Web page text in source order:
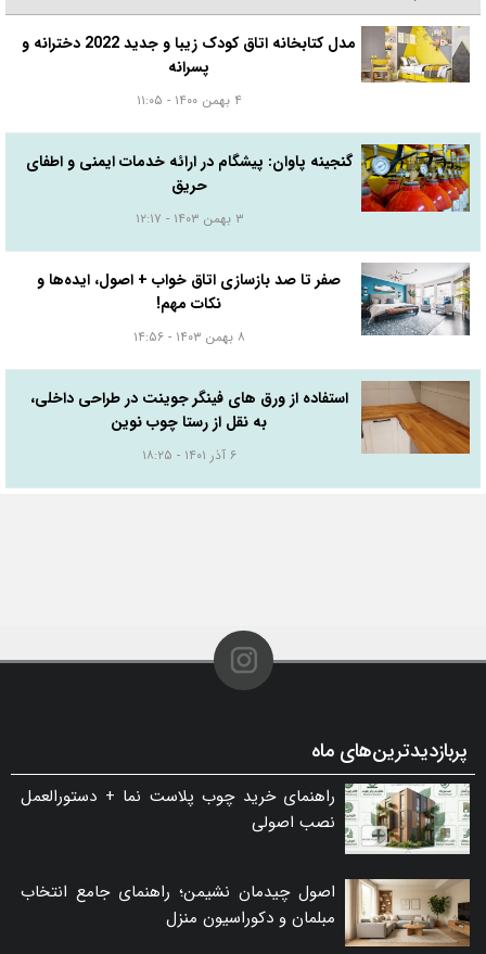
مدل کتابخانه اتاق کودک زیبا و جدید 2022 دخترانه و
پسرانه
گنجینه پاوان: پیشگام در ارائه خدمات ایمنی و اطفای
حریق
صفر تا صد بازسازی اتاق خواب + اصول، ایده‌ها و
نکات مهم!
استفاده از ورق های فینگر جوینت در طراحی داخلی،
به نقل از رستا چوب نوین
پربازدیدترین‌های ماه
راهنمای خرید چوب پلاست نما + دستورالعمل
نصب اصولی
اصول چیدمان نشیمن؛ راهنمای جامع انتخاب
مبلمان و دکوراسیون منزل